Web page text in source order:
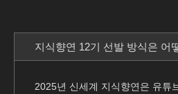
지식향연 12기 선발 방식은 어
2025년 신세계 지식향연은 유튜